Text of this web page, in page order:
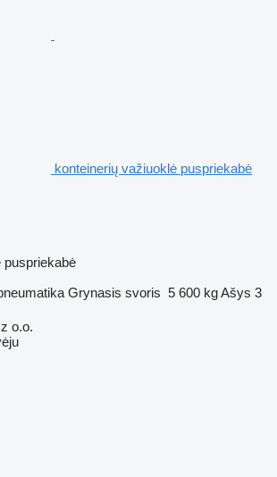
konteinerių važiuoklė puspriekabė
puspriekabė
Grynasis svoris 5 600 kgAšys 3
o.o.